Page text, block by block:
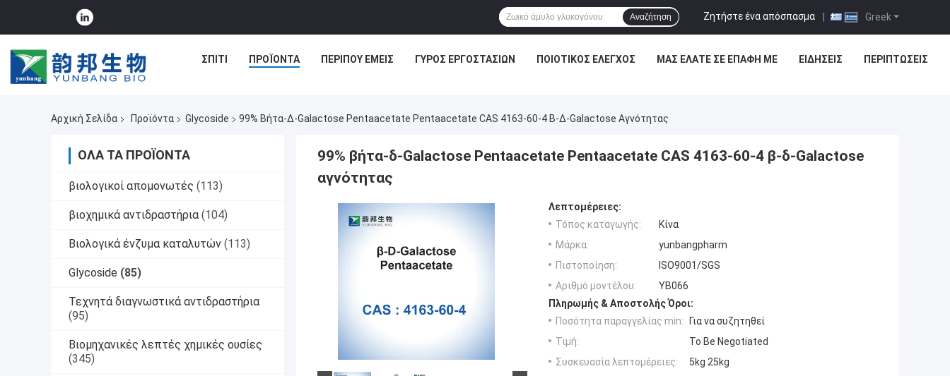
Greek
Ζητήστε ένα απόσπασμα |
Αναζήτηση
ΣΠΊΤΙ ΠΡΟΪΌΝΤΑ ΠΕΡΊΠΟΥ ΕΜΕΊΣ ΓΎΡΟΣ ΕΡΓΟΣΤΑΣΊΩΝ ΠΟΙΟΤΙΚΌΣ ΈΛΕΓΧΟΣ ΜΑΣ ΕΛΆΤΕ ΣΕ ΕΠΑΦΉ ΜΕ ΕΙΔΉΣΕΙΣ ΠΕΡΙΠΤΏΣΕΙΣ
Αρχική Σελίδα Προϊόντα Glycoside 99% Βήτα-Δ-Galactose Pentaacetate Pentaacetate CAS 4163-60-4 Β-Δ-Galactose Αγνότητας
ΌΛΑ ΤΑ ΠΡΟΪΌΝΤΑ
βιολογικοί απομονωτές (113)
βιοχημικά αντιδραστήρια (104)
Βιολογικά ένζυμα καταλυτών (113)
Glycoside (85)
Τεχνητά διαγνωστικά αντιδραστήρια
(95)
Βιομηχανικές λεπτές χημικές ουσίες
(345)
99% βήτα-δ-Galactose Pentaacetate Pentaacetate CAS 4163-60-4 β-δ-Galactose
αγνότητας
Λεπτομέρειες:
Τόπος καταγωγής:
Κίνα
Μάρκα:
yunbangpharm
Πιστοποίηση:
ISO9001/SGS
Αριθμό μοντέλου:
YB066
Πληρωμής & Αποστολής Όροι:
Ποσότητα παραγγελίας min:
Για να συζητηθεί
Τιμή:
To Be Negotiated
Συσκευασία λεπτομέρειες:
5kg 25kg